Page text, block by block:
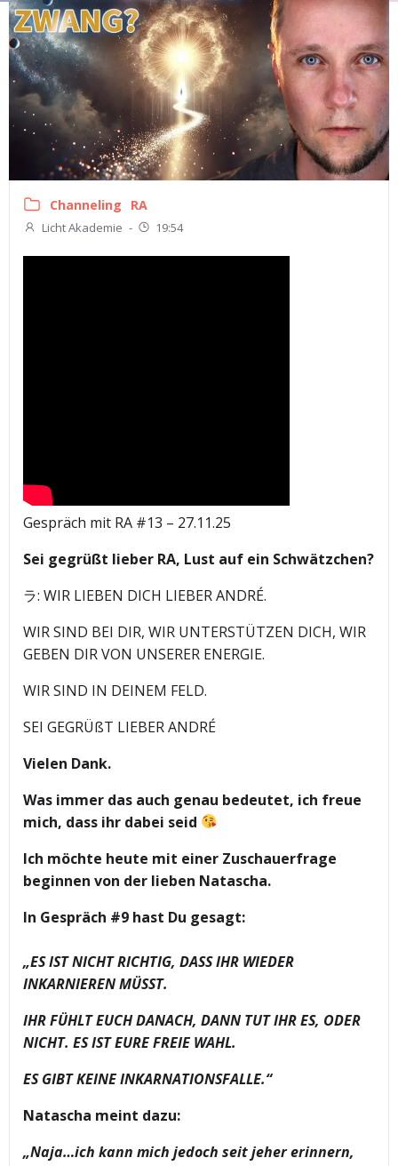
Channeling RA
Licht Akademie - 19:54
Gespräch mit RA #13 – 27.11.25
Sei gegrüßt lieber RA, Lust auf ein Schwätzchen?
ラ: WIR LIEBEN DICH LIEBER ANDRÉ.
WIR SIND BEI DIR, WIR UNTERSTÜTZEN DICH, WIR
GEBEN DIR VON UNSERER ENERGIE.
WIR SIND IN DEINEM FELD.
SEI GEGRÜßT LIEBER ANDRÉ
Vielen Dank.
Was immer das auch genau bedeutet, ich freue
mich, dass ihr dabei seid
Ich möchte heute mit einer Zuschauerfrage
beginnen von der lieben Natascha.
In Gespräch #9 hast Du gesagt:
„ES IST NICHT RICHTIG, DASS IHR WIEDER
INKARNIEREN MÜSST.
IHR FÜHLT EUCH DANACH, DANN TUT IHR ES, ODER
NICHT. ES IST EURE FREIE WAHL.
ES GIBT KEINE INKARNATIONSFALLE.“
Natascha meint dazu:
„Naja…ich kann mich jedoch seit jeher erinnern,